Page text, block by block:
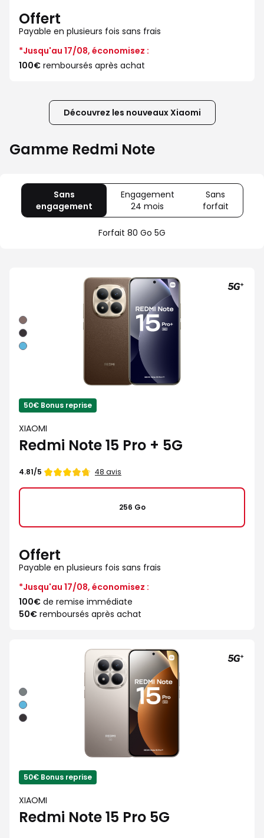
Offert
Payable en plusieurs fois sans frais
*Jusqu'au 17/08, économisez :
100€ remboursés après achat
Découvrez les nouveaux Xiaomi
Gamme Redmi Note
Sans
engagement
80
Go
Engagement
24 mois
Offre
spéciale
Sans
forfait
Sans
Forfait 80 Go 5G
Moka
Noir
Bleu
50€ Bonus reprise
XIAOMI
Redmi Note 15 Pro + 5G
Note
4.81/5 48 avis
256 Go
Offert
Payable en plusieurs fois sans frais
*Jusqu'au 17/08, économisez :
100€ de remise immédiate
50€ remboursés après achat
Bleu
Noir
50€ Bonus reprise
XIAOMI
Redmi Note 15 Pro 5G